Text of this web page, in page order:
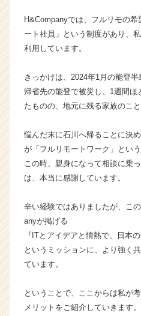
イ
ン】
チ
ャ
ー・
長
企
業
ら
カ
ト
が
活
サ
H&Companyでは、フルリモの
ート社員」という制度があり、
利用しています。
きっかけは、2024年1月の能登半
帰省先の能登で被災し、1週間ほ
たものの、地元に残る家族のこ
悩んだ末に石川へ帰ることに決
が「フルリモートワーク」という
この時、親身になって相談に乗
は、本当に感謝しています。
辛い経験ではありましたが、こ
anyが掲げる
『ITとアイデアと情熱で、日本
というミッションに、より強く
ています。
ということで、ここからは私が
メリットをご紹介していきます。